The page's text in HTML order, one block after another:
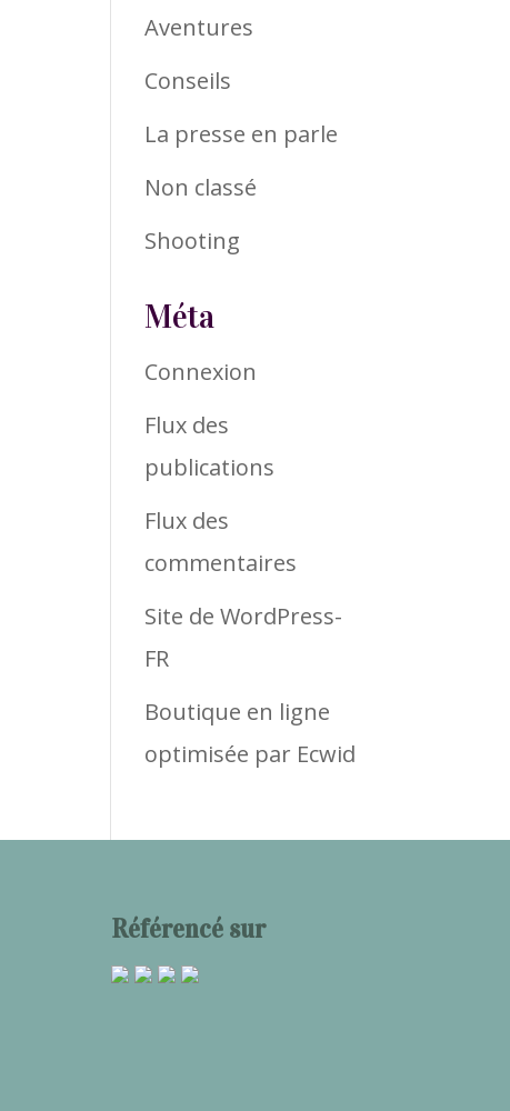
Aventures
Conseils
La presse en parle
Non classé
Shooting
Méta
Connexion
Flux des
publications
Flux des
commentaires
Site de WordPress-
FR
Boutique en ligne
optimisée par Ecwid
Référencé sur